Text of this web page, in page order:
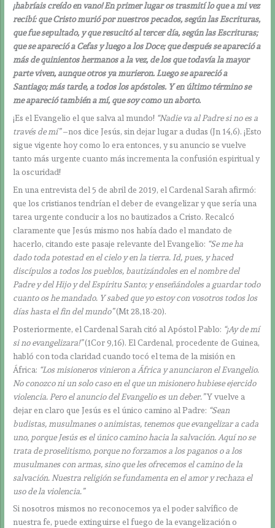
¡habríais creído en vano! En primer lugar os trasmití lo que a mi vez
recibí: que Cristo murió por nuestros pecados, según las Escrituras,
que fue sepultado, y que resucitó al tercer día, según las Escrituras;
que se apareció a Cefas y luego a los Doce; que después se apareció a
más de quinientos hermanos a la vez, de los que todavía la mayor
parte viven, aunque otros ya murieron. Luego se apareció a
Santiago; más tarde, a todos los apóstoles. Y en último término se
me apareció también a mí, que soy como un aborto.
¡Es el Evangelio el que salva al mundo! “Nadie va al Padre si no es a
través de mí”–nos dice Jesús, sin dejar lugar a dudas (Jn 14,6). ¡Esto
sigue vigente hoy como lo era entonces, y su anuncio se vuelve
tanto más urgente cuanto más incrementa la confusión espiritual y
la oscuridad!
En una entrevista del 5 de abril de 2019, el Cardenal Sarah afirmó:
que los cristianos tendrían el deber de evangelizar y que sería una
tarea urgente conducir a los no bautizados a Cristo. Recalcó
claramente que Jesús mismo nos había dado el mandato de
hacerlo, citando este pasaje relevante del Evangelio: “Se me ha
dado toda potestad en el cielo y en la tierra. Id, pues, y haced
discípulos a todos los pueblos, bautizándoles en el nombre del
Padre y del Hijo y del Espíritu Santo; y enseñándoles a guardar todo
cuanto os he mandado. Y sabed que yo estoy con vosotros todos los
días hasta el fin del mundo”(Mt 28,18-20).
Posteriormente, el Cardenal Sarah citó al Apóstol Pablo: “¡Ay de mí
si no evangelizara!”(1Cor 9,16). El Cardenal, procedente de Guinea,
habló con toda claridad cuando tocó el tema de la misión en
África: “Los misioneros vinieron a África y anunciaron el Evangelio.
No conozco ni un solo caso en el que un misionero hubiese ejercido
violencia. Pero el anuncio del Evangelio es un deber.”Y vuelve a
dejar en claro que Jesús es el único camino al Padre: “Sean
budistas, musulmanes o animistas, tenemos que evangelizar a cada
uno, porque Jesús es el único camino hacia la salvación. Aquí no se
trata de proselitismo, porque no forzamos a los paganos o a los
musulmanes con armas, sino que les ofrecemos el camino de la
salvación. Nuestra religión se fundamenta en el amor y rechaza el
uso de la violencia.”
Si nosotros mismos no reconocemos ya el poder salvífico de
nuestra fe, puede extinguirse el fuego de la evangelización o